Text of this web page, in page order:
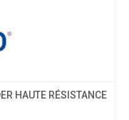
HAUTE RÉSISTANCE